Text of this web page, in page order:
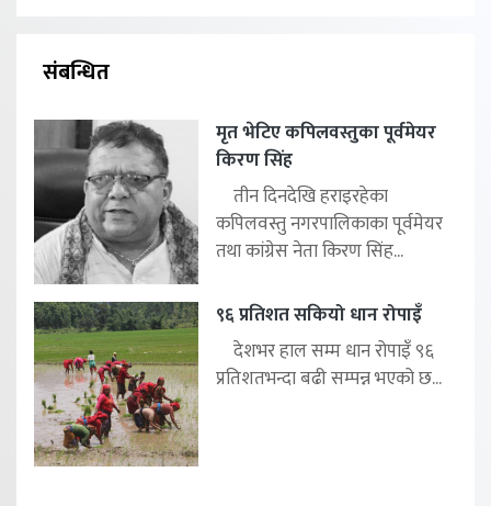
संबन्धित
मृत भेटिए कपिलवस्तुका पूर्वमेयर
किरण सिंह
तीन दिनदेखि हराइरहेका
कपिलवस्तु नगरपालिकाका पूर्वमेयर
तथा कांग्रेस नेता किरण सिंह...
९६ प्रतिशत सकियो धान रोपाइँ
देशभर हाल सम्म धान रोपाइँ ९६
प्रतिशतभन्दा बढी सम्पन्न भएको छ...